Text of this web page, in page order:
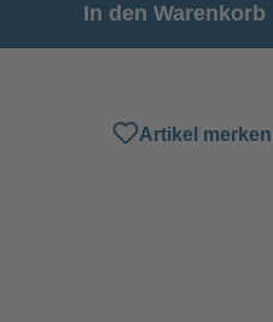
In den Warenkorb
Artikel merken